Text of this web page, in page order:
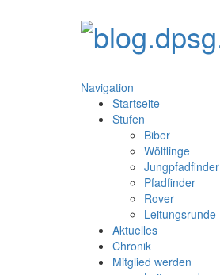
Navigation
Startseite
Stufen
Biber
Wölflinge
Jungpfadfinder
Pfadfinder
Rover
Leitungsrunde
Aktuelles
Chronik
Mitglied werden